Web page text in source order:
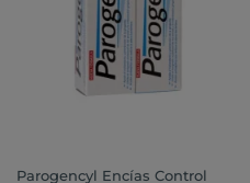
Parogencyl Encías Control